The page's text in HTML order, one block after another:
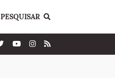
PESQUISAR